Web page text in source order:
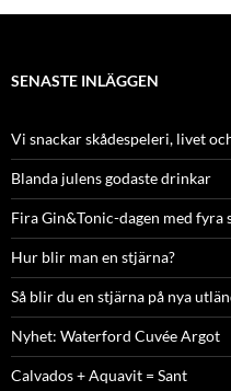
SENASTE INLÄGGEN
Vi snackar skådespeleri, livet
Blanda julens godaste drinkar
Fira Gin&Tonic-dagen med fyra
Hur blir man en stjärna?
Så blir du en stjärna på nya
Nyhet: Waterford Cuvée Argot
Calvados + Aquavit = Sant